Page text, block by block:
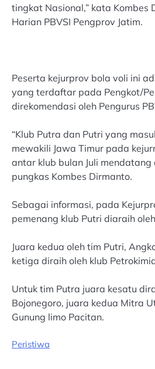
tingkat Nasional,” kata Kombes
Harian PBVSI Pengprov Jatim.
Peserta kejurprov bola voli ini
yang terdaftar pada Pengkot/
direkomendasi oleh Pengurus
“Klub Putra dan Putri yang
mewakili Jawa Timur pada
antar klub bulan Juli mendatang
pungkas Kombes Dirmanto.
Sebagai informasi, pada
pemenang klub Putri diaraih
Juara kedua oleh tim Putri,
ketiga diraih oleh klub
Untuk tim Putra juara kesatu
Bojonegoro, juara kedua Mitra
Gunung limo Pacitan.
Peristiwa